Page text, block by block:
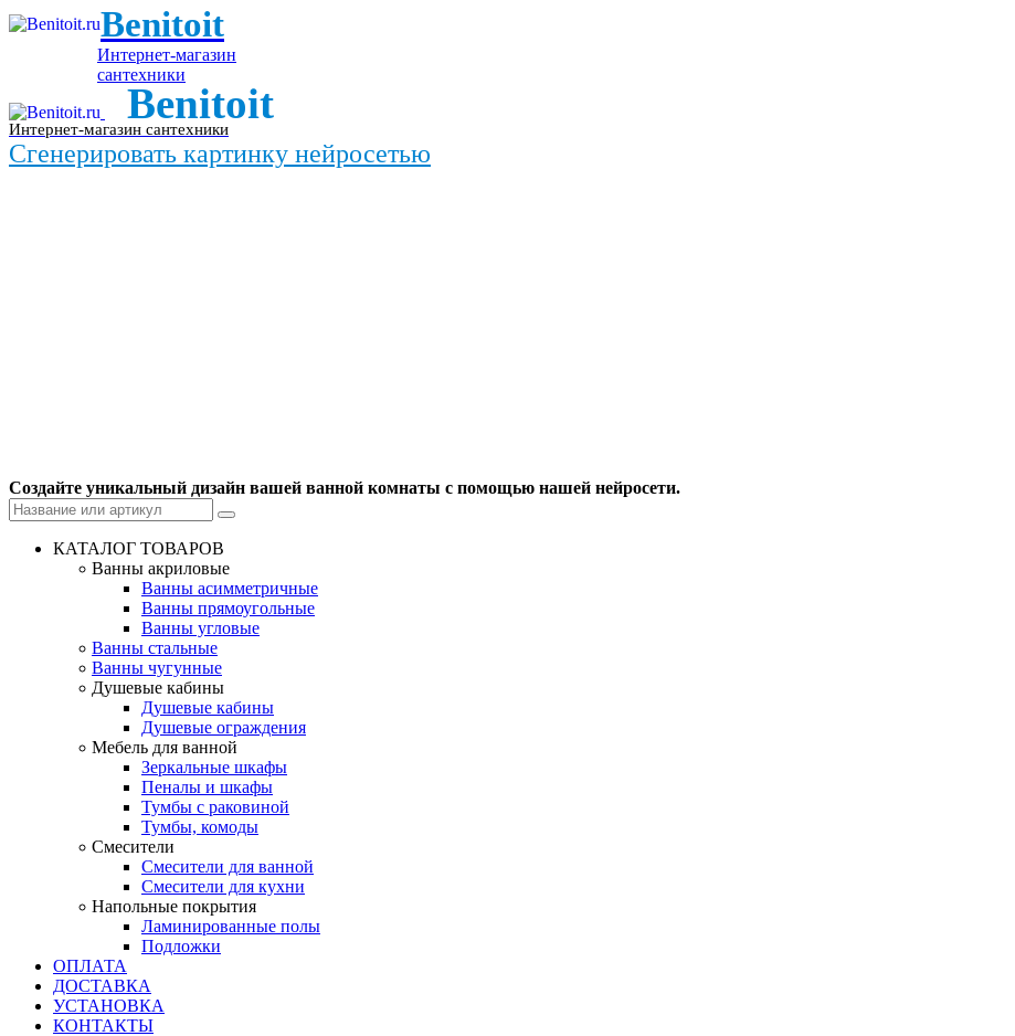
Benitoit
Интернет-магазин
сантехники
Benitoit
Интернет-магазин сантехники
Сгенерировать картинку нейросетью
Создайте уникальный дизайн вашей ванной комнаты с помощью нашей нейросети.
КАТАЛОГ ТОВАРОВ
Ванны акриловые
Ванны асимметричные
Ванны прямоугольные
Ванны угловые
Ванны стальные
Ванны чугунные
Душевые кабины
Душевые кабины
Душевые ограждения
Мебель для ванной
Зеркальные шкафы
Пеналы и шкафы
Тумбы с раковиной
Тумбы, комоды
Смесители
Смесители для ванной
Смесители для кухни
Напольные покрытия
Ламинированные полы
Подложки
ОПЛАТА
ДОСТАВКА
УСТАНОВКА
КОНТАКТЫ